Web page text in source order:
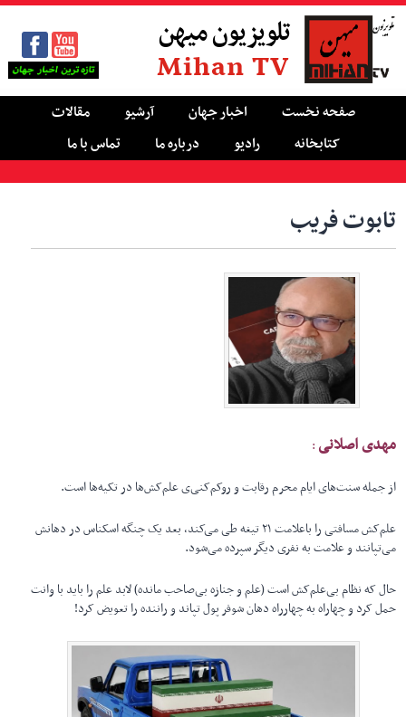
تلویزیون میهن
Mihan TV
صفحه نخست اخبار جهان آرشیو
مقالات
کتابخانه
رادیو درباره ما تماس با ما
تابوت فریب
مهدی اصلانی :
از جمله سنت‌های ایام محرم رقابت و روکم‌کنی‌ی علم‌کش‌ها در تکیه‌ها است.
علم‌کش مسافتی را باعلامت ۲۱ تیغه طی می‌کند، بعد یک چنگه اسکناس در دهانش
می‌تپانند و علامت به نفری دیگر سپرده می‌شود.
حال که نظام بی‌علم‌کش است (علم و جنازه‌ بی‌صاحب مانده) لابد علم را باید با وانت
حمل کرد و چهاراه‌ به چهارراه دهان شوفر پول تپاند و راننده را تعویض کرد!